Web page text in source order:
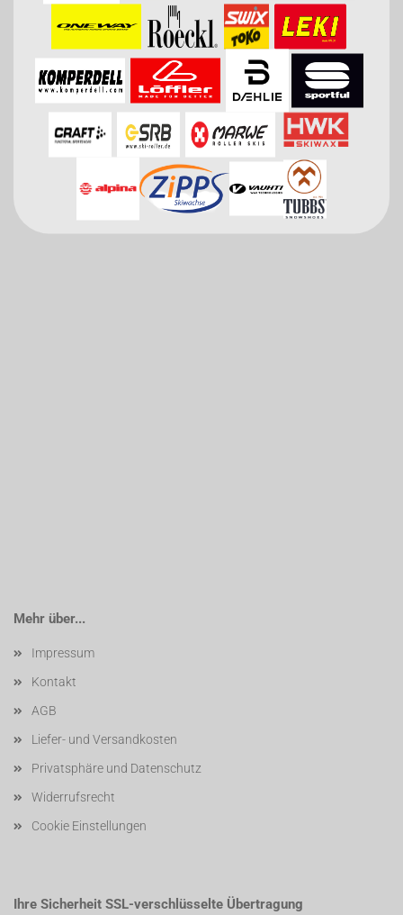
Mehr über...
Impressum
Kontakt
AGB
Liefer- und Versandkosten
Privatsphäre und Datenschutz
Widerrufsrecht
Cookie Einstellungen
Ihre Sicherheit SSL-verschlüsselte Übertragung